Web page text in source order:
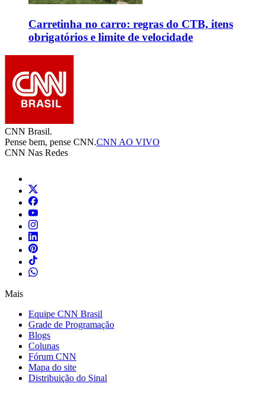
Carretinha no carro: regras do CTB, itens
obrigatórios e limite de velocidade
CNN Brasil.
Pense bem, pense CNN.CNN AO VIVO
CNN Nas Redes
Mais
Equipe CNN Brasil
Grade de Programação
Blogs
Colunas
Fórum CNN
Mapa do site
Distribuição do Sinal